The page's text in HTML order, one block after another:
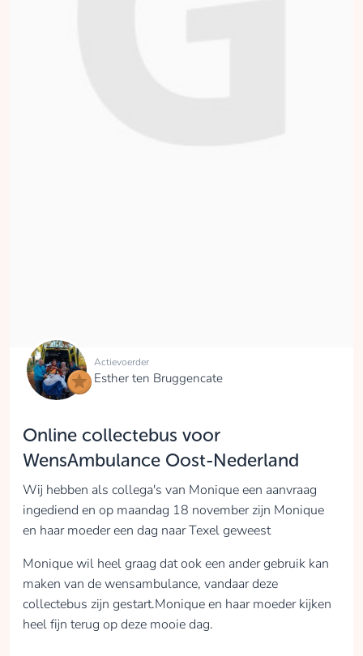
Actievoerder
Esther ten Bruggencate
Online collectebus voor
WensAmbulance Oost-Nederland
Wij hebben als collega's van Monique een aanvraag
ingediend en op maandag 18 november zijn Monique
en haar moeder een dag naar Texel geweest
Monique wil heel graag dat ook een ander gebruik kan
maken van de wensambulance, vandaar deze
collectebus zijn gestart.Monique en haar moeder kijken
heel fijn terug op deze mooie dag.